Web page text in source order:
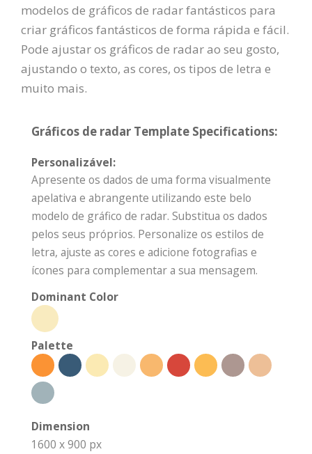
modelos de gráficos de radar fantásticos para
criar gráficos fantásticos de forma rápida e fácil.
Pode ajustar os gráficos de radar ao seu gosto,
ajustando o texto, as cores, os tipos de letra e
muito mais.
Gráficos de radar Template Specifications:
Personalizável:
Apresente os dados de uma forma visualmente
apelativa e abrangente utilizando este belo
modelo de gráfico de radar. Substitua os dados
pelos seus próprios. Personalize os estilos de
letra, ajuste as cores e adicione fotografias e
ícones para complementar a sua mensagem.
Dominant Color
Palette
Dimension
1600 x 900 px